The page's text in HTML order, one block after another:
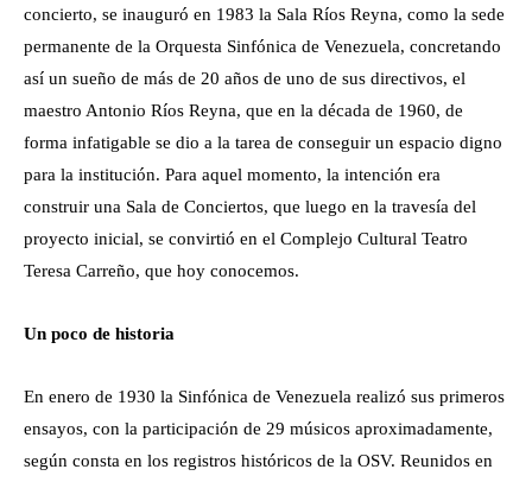
concierto, se inauguró en 1983 la Sala Ríos Reyna, como la sede
permanente de la Orquesta Sinfónica de Venezuela, concretando
así un sueño de más de 20 años de uno de sus directivos, el
maestro Antonio Ríos Reyna, que en la década de 1960, de
forma infatigable se dio a la tarea de conseguir un espacio digno
para la institución. Para aquel momento, la intención era
construir una Sala de Conciertos, que luego en la travesía del
proyecto inicial, se convirtió en el Complejo Cultural Teatro
Teresa Carreño, que hoy conocemos.
Un poco de historia
En enero de 1930 la Sinfónica de Venezuela realizó sus primeros
ensayos, con la participación de 29 músicos aproximadamente,
según consta en los registros históricos de la OSV. Reunidos en